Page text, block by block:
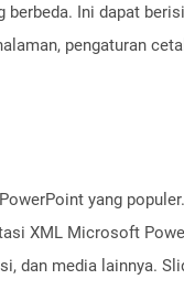
Ini dapat
pengaturan
yang
XML Microsoft
dan media lainnya.